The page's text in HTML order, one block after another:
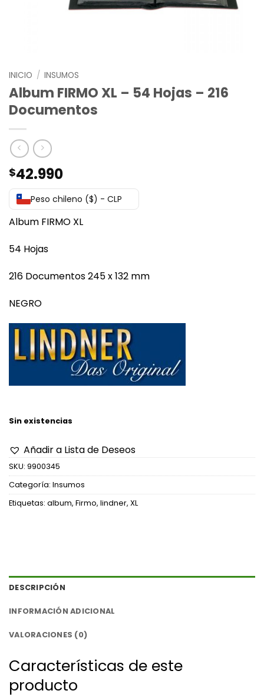
INICIO / INSUMOS
Album FIRMO XL – 54 Hojas – 216
Documentos
$42.990
Peso chileno ($) - CLP
Album FIRMO XL
54 Hojas
216 Documentos 245 x 132 mm
NEGRO
Sin existencias
Añadir a Lista de Deseos
SKU: 9900345
Categoría: Insumos
Etiquetas: album, Firmo, lindner, XL
DESCRIPCIÓN
INFORMACIÓN ADICIONAL
VALORACIONES (0)
Características de este
producto